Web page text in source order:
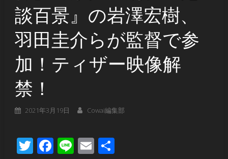
談百景』の岩澤宏樹、
羽田圭介らが監督で参
加！ティザー映像解
禁！
2021年3月19日 Cowai編集部
Twitter
Facebook
LineEmail